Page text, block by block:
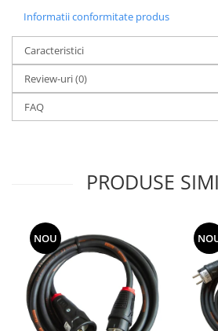
Informatii conformitate produs
Caracteristici
Review-uri(0)
FAQ
PRODUSE
NOU